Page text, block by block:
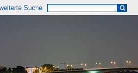
Suche